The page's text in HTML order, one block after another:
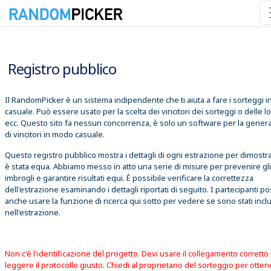
Registro pubblico
Il RandomPicker è un sistema indipendente che ti aiuta a fare i sorteggi
casuale. Può essere usato per la scelta dei vincitori dei sorteggi o delle
ecc. Questo sito fa nessun concorrenza, è solo un software per la
di vincitori in modo casuale.
Questo registro pubblico mostra i dettagli di ogni estrazione per
è stata equa. Abbiamo messo in atto una serie di misure per prevenire gli
imbrogli e garantire risultati equi. È possibile verificare la correttezza
dell'estrazione esaminando i dettagli riportati di seguito. I partecipanti
anche usare la funzione di ricerca qui sotto per vedere se sono stati
nell'estrazione.
Non c'è l'identificazione del progetto. Devi usare il collegamento corretto
leggere il protocollo giusto. Chiedi al proprietario del sorteggio per